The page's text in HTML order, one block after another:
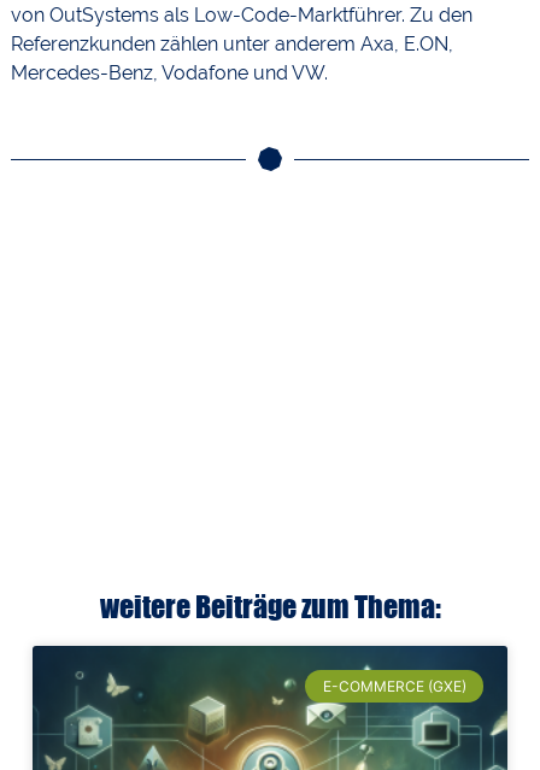
von OutSystems als Low-Code-Marktführer. Zu den
Referenzkunden zählen unter anderem Axa, E.ON,
Mercedes-Benz, Vodafone und VW.
weitere Beiträge zum Thema:
E-COMMERCE (GXE)